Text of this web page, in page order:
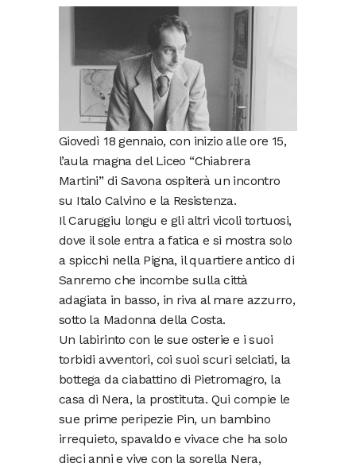
Giovedì 18 gennaio, con inizio alle ore 15,
l’aula magna del Liceo “Chiabrera
Martini” di Savona ospiterà un incontro
su Italo Calvino e la Resistenza.
Il Caruggiu longu e gli altri vicoli tortuosi,
dove il sole entra a fatica e si mostra solo
a spicchi nella Pigna, il quartiere antico di
Sanremo che incombe sulla città
adagiata in basso, in riva al mare azzurro,
sotto la Madonna della Costa.
Un labirinto con le sue osterie e i suoi
torbidi avventori, coi suoi scuri selciati, la
bottega da ciabattino di Pietromagro, la
casa di Nera, la prostituta. Qui compie le
sue prime peripezie Pin, un bambino
irrequieto, spavaldo e vivace che ha solo
dieci anni e vive con la sorella Nera,